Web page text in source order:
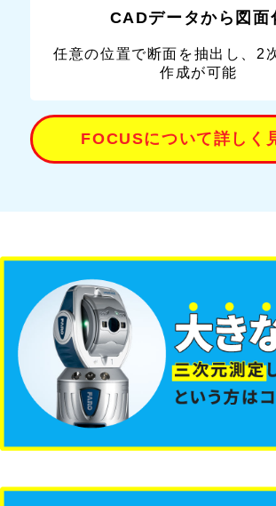
CADデータから図面
任意の位置で断面を抽出し、2
作成が可能
FOCUSについて詳しく